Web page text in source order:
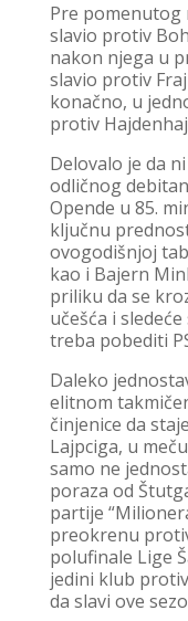
Pre pomenutog
slavio protiv
nakon njega u
slavio protiv
konačno, u
protiv
Delovalo je da
odličnog
Opende u 85.
ključnu
ovogodišnjoj
kao i Bajern
priliku da se
učešća i
treba pobediti
Daleko
elitnom
činjenice da
Lajpciga, u
samo ne
poraza od
partije
preokrenu
polufinale Lige
jedini klub
da slavi ove